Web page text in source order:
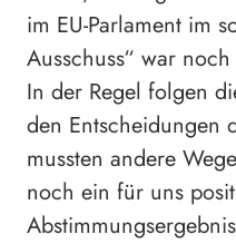
im EU-Parlament im
Ausschuss“ war
In der Regel folgen
den Entscheidungen
mussten andere
noch ein für uns